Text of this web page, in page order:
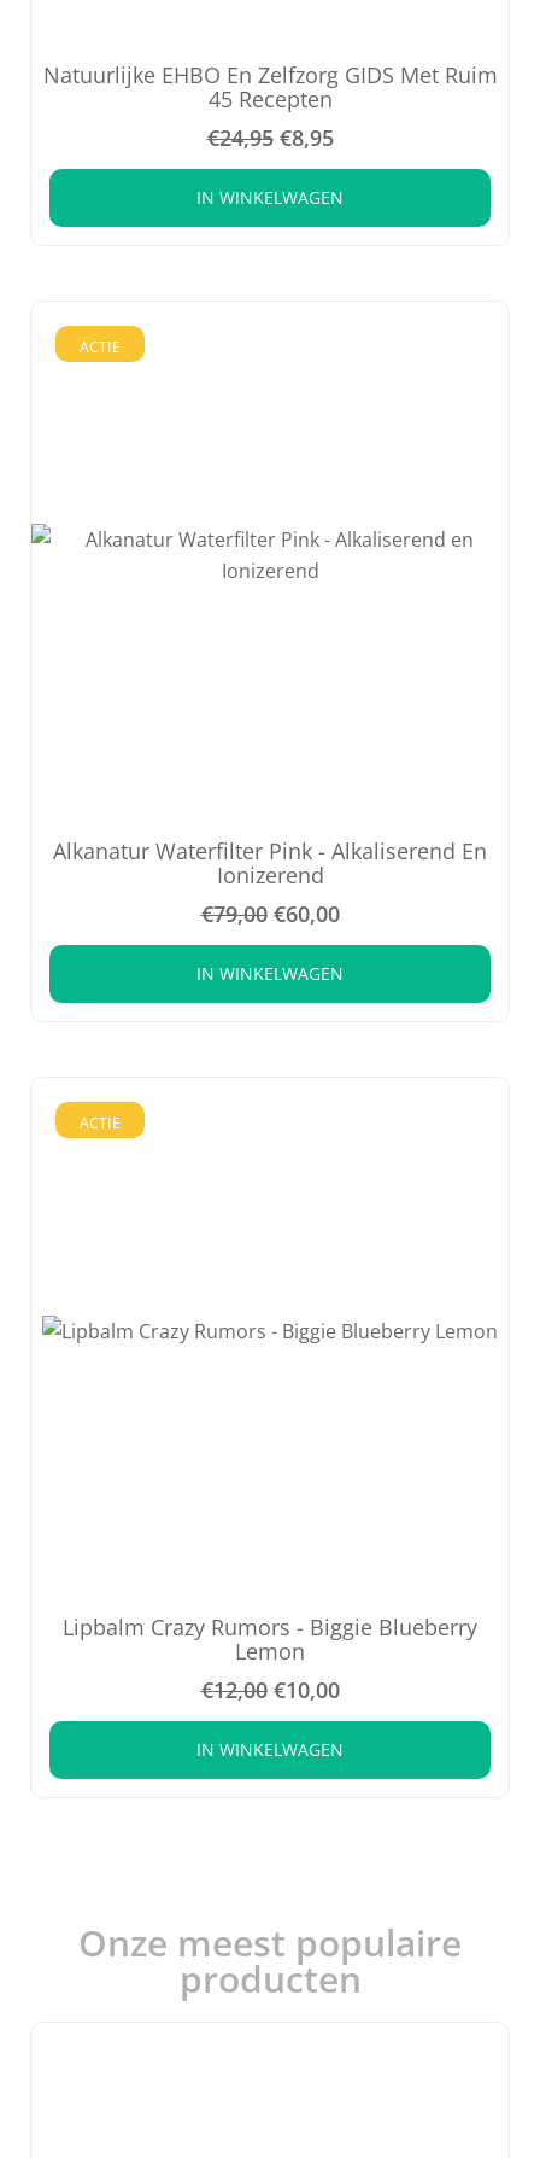
Natuurlijke EHBO En Zelfzorg GIDS Met Ruim
45 Recepten
€24,95 €8,95
IN WINKELWAGEN
Alkanatur Waterfilter Pink - Alkaliserend En
Ionizerend
ACTIE
€79,00 €60,00
IN WINKELWAGEN
Lipbalm Crazy Rumors - Biggie Blueberry
Lemon
ACTIE
€12,00 €10,00
IN WINKELWAGEN
Onze meest populaire
producten